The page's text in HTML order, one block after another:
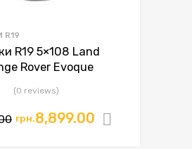
R19
R19 5×108 Land
Rover Evoque
(0 reviews)
грн.8,899.00